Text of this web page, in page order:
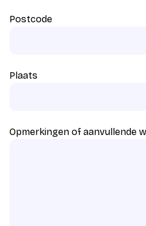
Postcode
Plaats
Opmerkingen of aanvullende